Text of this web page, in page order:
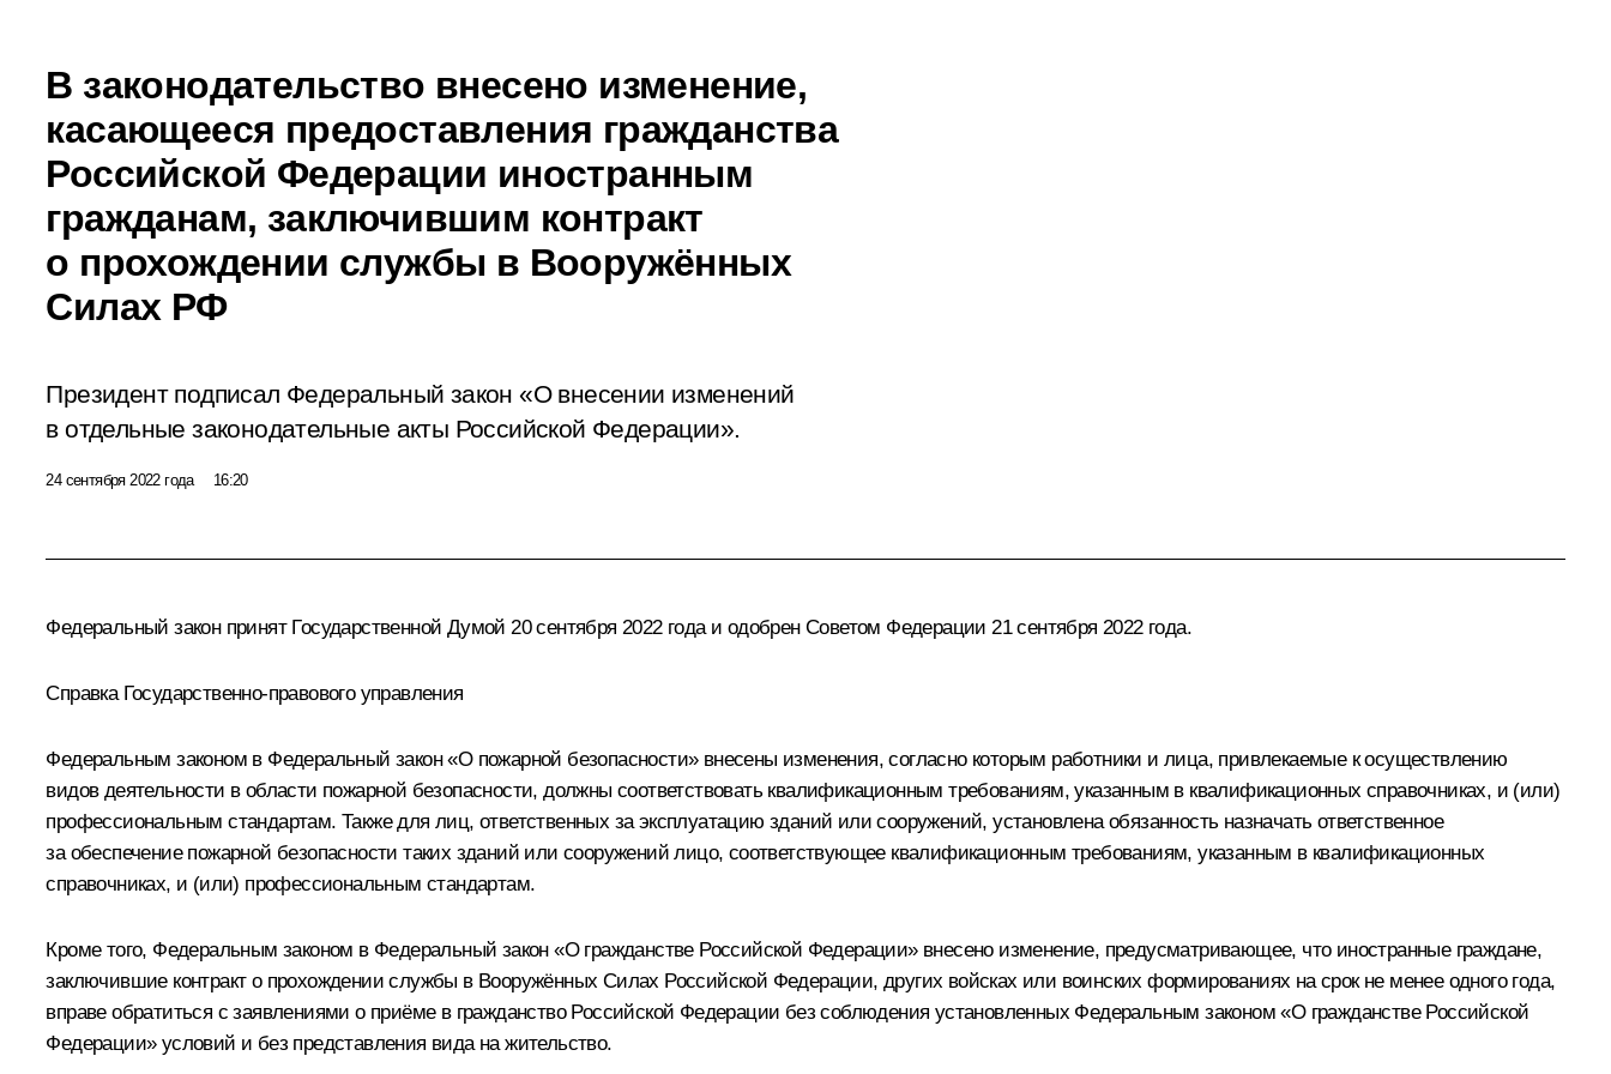
В законодательство внесено изменение,
касающееся предоставления гражданства
Российской Федерации иностранным
гражданам, заключившим контракт
о прохождении службы в Вооружённых
Силах РФ
Президент подписал Федеральный закон «О внесении изменений
в отдельные законодательные акты Российской Федерации».
24 сентября 2022 года 16:20
Федеральный закон принят Государственной Думой 20 сентября 2022 года и одобрен Советом Федерации 21 сентября 2022 года.
Справка Государственно-правового управления
Федеральным законом в Федеральный закон «О пожарной безопасности» внесены изменения, согласно которым работники и лица, привлекаемые к осуществлению
видов деятельности в области пожарной безопасности, должны соответствовать квалификационным требованиям, указанным в квалификационных справочниках, и (или)
профессиональным стандартам. Также для лиц, ответственных за эксплуатацию зданий или сооружений, установлена обязанность назначать ответственное
за обеспечение пожарной безопасности таких зданий или сооружений лицо, соответствующее квалификационным требованиям, указанным в квалификационных
справочниках, и (или) профессиональным стандартам.
Кроме того, Федеральным законом в Федеральный закон «О гражданстве Российской Федерации» внесено изменение, предусматривающее, что иностранные граждане,
заключившие контракт о прохождении службы в Вооружённых Силах Российской Федерации, других войсках или воинских формированиях на срок не менее одного года,
вправе обратиться с заявлениями о приёме в гражданство Российской Федерации без соблюдения установленных Федеральным законом «О гражданстве Российской
Федерации» условий и без представления вида на жительство.